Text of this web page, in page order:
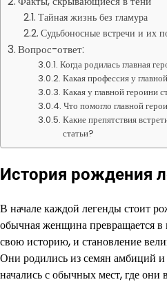
Тайная жизнь без гламура
Судьбоносные встречи и их
Вопрос-ответ:
Когда родилась главная
Какая профессия у
Какая у главной героини
Что помогло главной
Какие препятствия
статьи?
История рождения
В начале каждой легенды стоит
обычная женщина превращается в
свою историю, и становление
Они родились из семян амбиций и
начались с обычных мест, где они